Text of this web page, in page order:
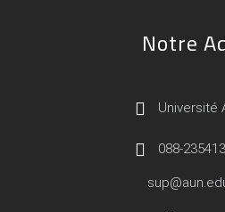
Notre
Université
088-